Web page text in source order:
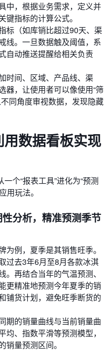
中，根据业务需求，定义并
键指标的计算公式。
标（如库销比超过90天、渠
线。一旦数据触及阈值，系
自动推送提醒给相关负责
时间、区域、产品线、渠
器，让使用者可以像使用“筛
同角度审视数据，发现隐藏
数据看板实现
个“报表工具”进化为“预测
用玩法。
分析，精准预测季节
为例，夏季是其销售旺季。
过去3年6月至8月各款冰淇
再结合当年的气温预测、
更精准地预测今年夏季的销
铺货计划，避免旺季断货的
期的销量曲线与当前销量曲
、指数平滑等预测模型，
销量预测区间。